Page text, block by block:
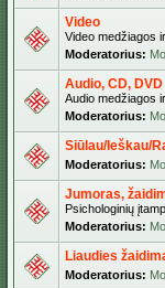
Video
Video medžiagos
Moderatorius:
Audio, CD, DVD
Audio medžiagos
Moderatorius:
Siūlau/Ieškau/
Moderatorius:
Jumoras,
Psichologinių
Moderatorius:
Liaudies
Moderatorius: